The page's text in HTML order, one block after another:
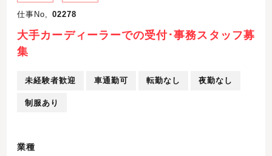
仕事No, 02278
大手カーディーラーでの受付･事務スタッフ募
集
未経験者歓迎 車通勤可 転勤なし 夜勤なし
制服あり
業種